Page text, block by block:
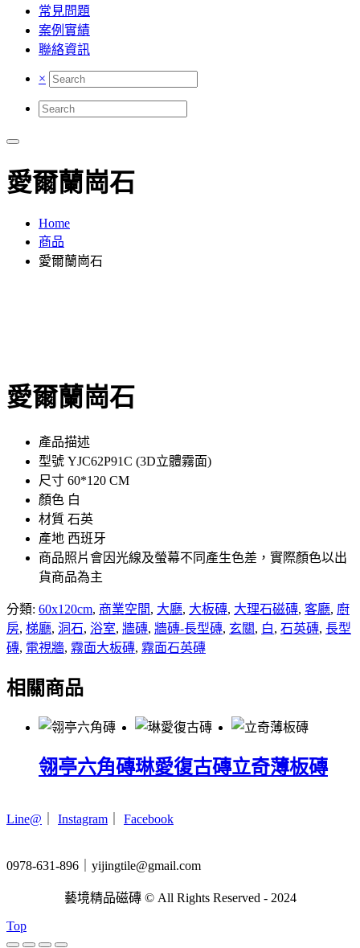
常見問題
案例實績
聯絡資訊
×
愛爾蘭崗石
Home
商品
愛爾蘭崗石
愛爾蘭崗石
產品描述
型號 YJC62P91C (3D立體霧面)
尺寸 60*120 CM
顏色 白
材質 石英
產地 西班牙
商品照片會因光線及螢幕不同產生色差，實際顏色以出
貨商品為主
分類: 60x120cm, 商業空間, 大廳, 大板磚, 大理石磁磚, 客廳, 廚
房, 梯廳, 洞石, 浴室, 牆磚, 牆磚-長型磚, 玄關, 白, 石英磚, 長型
磚, 電視牆, 霧面大板磚, 霧面石英磚
相關商品
翎亭六角磚琳愛復古磚立奇薄板磚
Line@ Instagram Facebook
0978-631-896｜yijingtile@gmail.com
藝境精品磁磚 © All Rights Reserved - 2024
Top